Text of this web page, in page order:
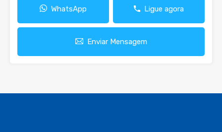
WhatsApp Ligue agora
Enviar Mensagem